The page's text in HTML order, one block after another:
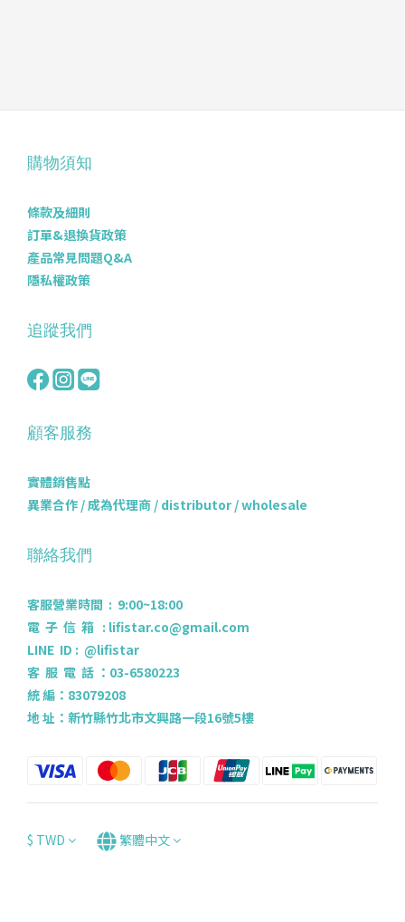
購物須知
條款及細則
訂單&退換貨政策
產品常見問題Q&A
隱私權政策
追蹤我們
顧客服務
實體銷售點
異業合作 / 成為代理商 / distributor / wholesale
聯絡我們
客服營業時間 : 9:00~18:00
電 子 信 箱 : lifistar.co@gmail.com
LINE ID : @lifistar
客 服 電 話 ：03-6580223
統 編：83079208
地 址：新竹縣竹北市文興路一段16號5樓
$ TWD 繁體中文